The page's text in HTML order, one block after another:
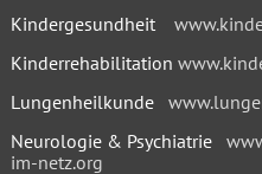
Kindergesundheit
Kinderrehabilitation
Lungenheilkunde
Neurologie & Psychiatrie
im-netz.org